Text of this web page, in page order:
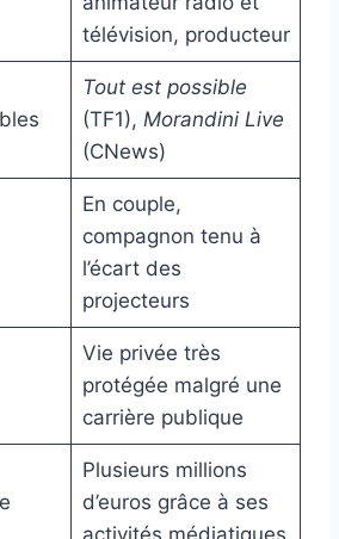
télévision, producteur
Tout est possible
(TF1), Morandini Live
(CNews)
En couple,
compagnon tenu à
l’écart des
projecteurs
Vie privée très
protégée malgré une
carrière publique
Plusieurs millions
d’euros grâce à ses